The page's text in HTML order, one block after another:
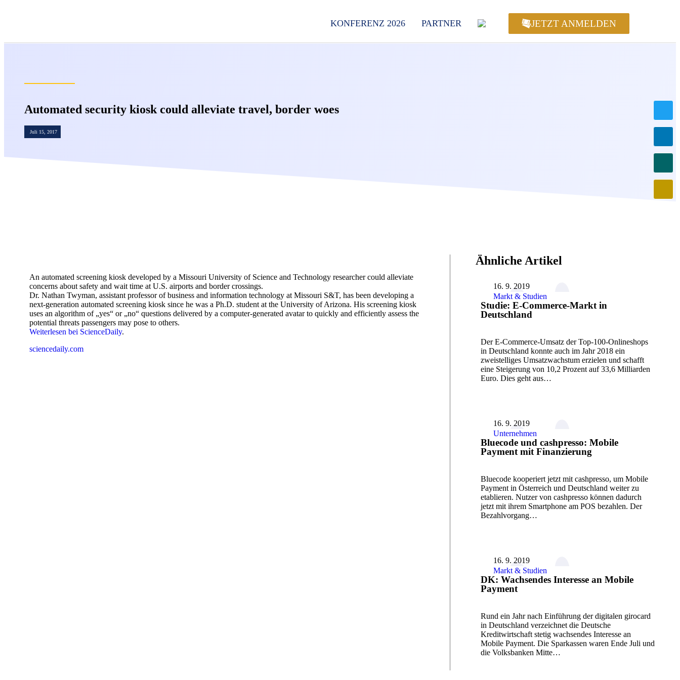
KONFERENZ 2026 PARTNER JETZT ANMELDEN
Automated security kiosk could alleviate travel, border woes
Juli 15, 2017
An automated screening kiosk developed by a Missouri University of Science and Technology researcher could alleviate
concerns about safety and wait time at U.S. airports and border crossings.
Dr. Nathan Twyman, assistant professor of business and information technology at Missouri S&T, has been developing a
next-generation automated screening kiosk since he was a Ph.D. student at the University of Arizona. His screening kiosk
uses an algorithm of „yes“ or „no“ questions delivered by a computer-generated avatar to quickly and efficiently assess the
potential threats passengers may pose to others.
Weiterlesen bei ScienceDaily.
sciencedaily.com
Ähnliche Artikel
16. 9. 2019
Markt & Studien
Studie: E-Commerce-Markt in
Deutschland
Der E-Commerce-Umsatz der Top-100-Onlineshops
in Deutschland konnte auch im Jahr 2018 ein
zweistelliges Umsatzwachstum erzielen und schafft
eine Steigerung von 10,2 Prozent auf 33,6 Milliarden
Euro. Dies geht aus…
16. 9. 2019
Unternehmen
Bluecode und cashpresso: Mobile
Payment mit Finanzierung
Bluecode kooperiert jetzt mit cashpresso, um Mobile
Payment in Österreich und Deutschland weiter zu
etablieren. Nutzer von cashpresso können dadurch
jetzt mit ihrem Smartphone am POS bezahlen. Der
Bezahlvorgang…
16. 9. 2019
Markt & Studien
DK: Wachsendes Interesse an Mobile
Payment
Rund ein Jahr nach Einführung der digitalen girocard
in Deutschland verzeichnet die Deutsche
Kreditwirtschaft stetig wachsendes Interesse an
Mobile Payment. Die Sparkassen waren Ende Juli und
die Volksbanken Mitte…